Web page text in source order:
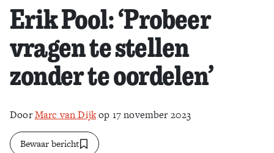
Erik Pool: ‘Probeer
vragen te stellen
zonder te oordelen’
DoorMarc van Dijkop 17 november 2023
Bewaar bericht